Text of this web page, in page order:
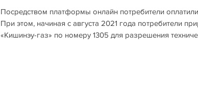
Посредством платформы онлайн потребители
При этом, начиная с августа 2021 года потребители
«Кишинэу-газ» по номеру 1305 для разрешения